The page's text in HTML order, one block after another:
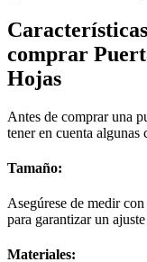
comprar
Hojas
Antes de comprar una
tener en cuenta algunas
Tamaño:
Asegúrese de medir
para garantizar un
Materiales: